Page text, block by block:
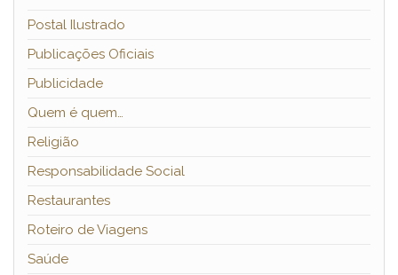
Postal Ilustrado
Publicações Oficiais
Publicidade
Quem é quem…
Religião
Responsabilidade Social
Restaurantes
Roteiro de Viagens
Saúde